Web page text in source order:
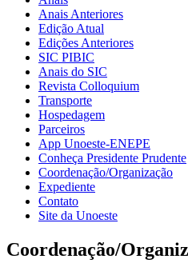
Anais Anteriores
Edição Atual
Edições Anteriores
SIC PIBIC
Anais do SIC
Revista Colloquium
Transporte
Hospedagem
Parceiros
App Unoeste-ENEPE
Conheça Presidente Prudente
Coordenação/Organização
Expediente
Contato
Site da Unoeste
Coordenação/